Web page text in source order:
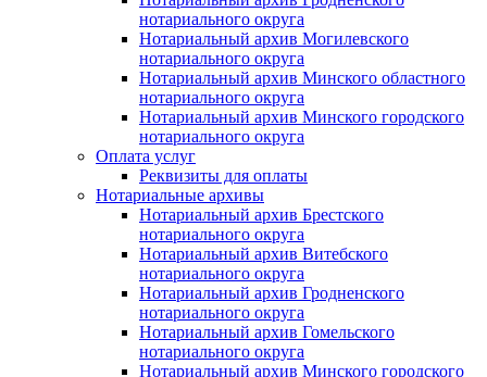
нотариального округа
Нотариальный архив Могилевского
нотариального округа
Нотариальный архив Минского областного
нотариального округа
Нотариальный архив Минского городского
нотариального округа
Оплата услуг
Реквизиты для оплаты
Нотариальные архивы
Нотариальный архив Брестского
нотариального округа
Нотариальный архив Витебского
нотариального округа
Нотариальный архив Гродненского
нотариального округа
Нотариальный архив Гомельского
нотариального округа
Нотариальный архив Минского городского